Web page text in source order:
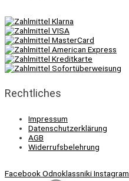
Rechtliches
Impressum
Datenschutzerklärung
AGB
Widerrufsbelehrung
FacebookOdnoklassnikiInstagram